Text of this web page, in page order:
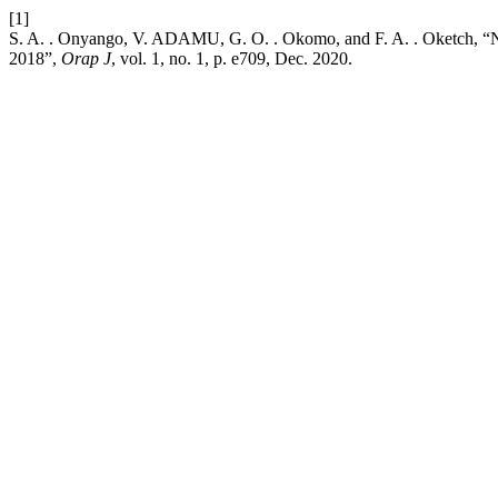
[1]
S. A. . Onyango, V. ADAMU, G. O. . Okomo, and F. A. . Oketch,
2018”, Orap J, vol. 1, no. 1, p. e709, Dec. 2020.